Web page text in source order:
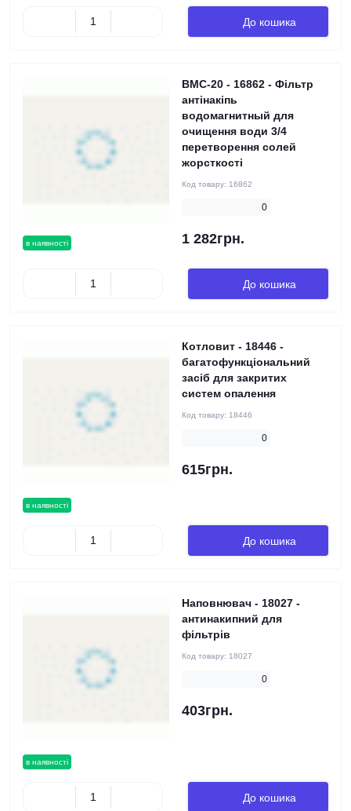
До кошика
в наявності
ВМС-20 - 16862 - Фільтр
антінакіпь
водомагнитный для
очищення води 3/4
перетворення солей
жорсткості
Код товару: 16862
0
1 282грн.
До кошика
в наявності
Котловит - 18446 -
багатофункціональний
засіб для закритих
систем опалення
Код товару: 18446
0
615грн.
До кошика
в наявності
Наповнювач - 18027 -
антинакипний для
фільтрів
Код товару: 18027
0
403грн.
До кошика